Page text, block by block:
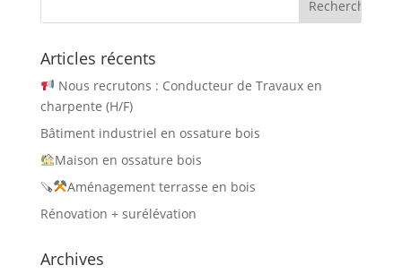
Articles récents
Nous recrutons : Conducteur de Travaux en
charpente (H/F)
Bâtiment industriel en ossature bois
Maison en ossature bois
🪚
Aménagement terrasse en bois
Rénovation + surélévation
Archives